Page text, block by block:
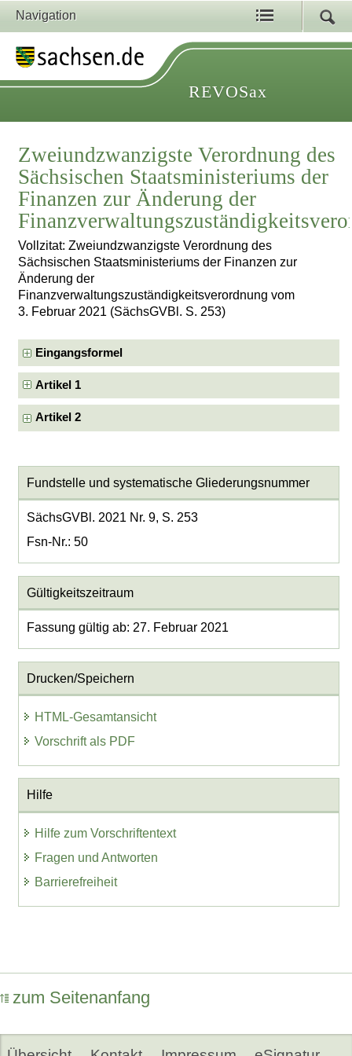
Navigation
REVOSax
Zweiundzwanzigste Verordnung des
Sächsischen Staatsministeriums der
Finanzen zur Änderung der
Vollzitat: Zweiundzwanzigste Verordnung des
Sächsischen Staatsministeriums der Finanzen zur
Änderung der
Finanzverwaltungszuständigkeitsverordnung vom
3. Februar 2021 (SächsGVBl. S. 253)
Eingangsformel
Artikel 1
Artikel 2
Fundstelle und systematische Gliederungsnummer
SächsGVBl. 2021 Nr. 9, S. 253
Fsn-Nr.: 50
Gültigkeitszeitraum
Fassung gültig ab: 27. Februar 2021
Drucken/Speichern
HTML-Gesamtansicht
Vorschrift als PDF
Hilfe
Hilfe zum Vorschriftentext
Fragen und Antworten
Barrierefreiheit
zum Seitenanfang